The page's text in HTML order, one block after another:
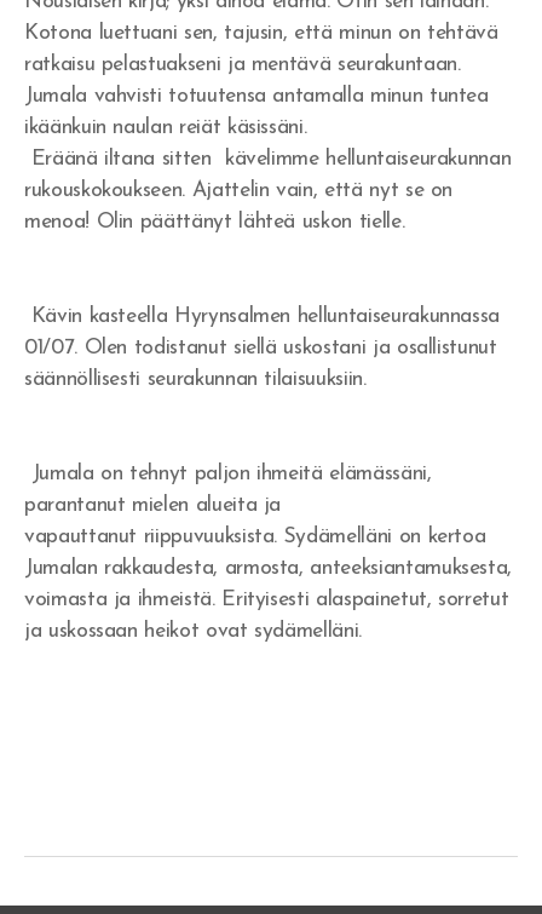
Kotona luettuani sen, tajusin, että minun on tehtävä
ratkaisu pelastuakseni ja mentävä seurakuntaan.
Jumala vahvisti totuutensa antamalla minun tuntea
ikäänkuin naulan reiät käsissäni.
Eräänä iltana sitten kävelimme helluntaiseurakunnan
rukouskokoukseen. Ajattelin vain, että nyt se on
menoa! Olin päättänyt lähteä uskon tielle.
Kävin kasteella Hyrynsalmen helluntaiseurakunnassa
01/07. Olen todistanut siellä uskostani ja osallistunut
säännöllisesti seurakunnan tilaisuuksiin.
Jumala on tehnyt paljon ihmeitä elämässäni,
parantanut mielen alueita ja
vapauttanut riippuvuuksista. Sydämelläni on kertoa
Jumalan rakkaudesta, armosta, anteeksiantamuksesta,
voimasta ja ihmeistä. Erityisesti alaspainetut, sorretut
ja uskossaan heikot ovat sydämelläni.